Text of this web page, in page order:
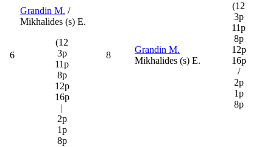
6
Grandin M. /
Mikhalides (s) E.
(12
3p
11p
8p
12p
16p
|
2p
1p
8p
8
Grandin M.
Mikhalides (s) E.
(12
3p
11p
8p
12p
16p
/
2p
1p
8p